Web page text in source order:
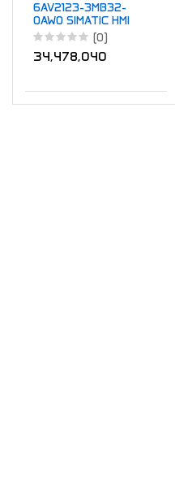
6AV2123-3MB32-
0AW0 SIMATIC HMI
MTP1200 Unified
(0)
34,478,040